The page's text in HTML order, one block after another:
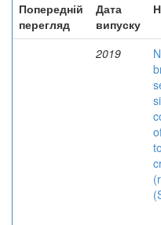
Попередній
перегляд
Дата
випуску
2019